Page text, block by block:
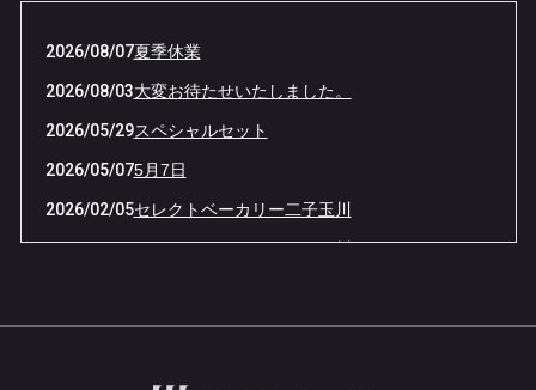
2026/08/07夏季休業
2026/08/03大変お待たせいたしました。
2026/05/29スペシャルセット
2026/05/075月7日
2026/02/05セレクトベーカリー二子玉川
2026/01/30セレクトベーカリー二子玉川
2025/11/01シモキタ三ツ星バザール